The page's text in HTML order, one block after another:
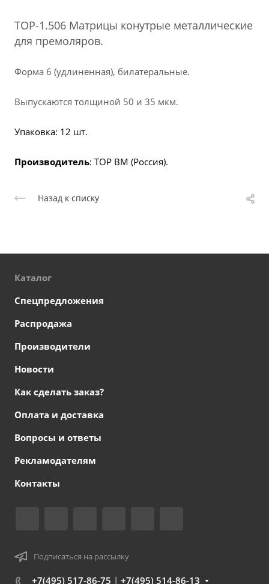
ТОР-1.506 Матрицы конутрые металлические
для премоляров.
Форма 6 (удлиненная), билатеральные.
Выпускаются толщиной 50 и 35 мкм.
Упаковка: 12 шт.
Производитель: ТОР BM (Россия).
Назад к списку
Каталог
Спецпредложения
Распродажа
Производители
Новости
Как сделать заказ?
Оплата и доставка
Вопросы и ответы
Рекламодателям
Контакты
Подписаться на рассылку
+7(495) 517-86-75 | +7(495) 514-86-13